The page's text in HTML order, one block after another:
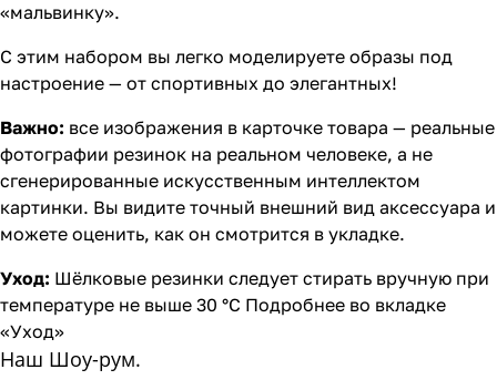
«мальвинку».
С этим набором вы легко моделируете образы под
настроение — от спортивных до элегантных!
Важно: все изображения в карточке товара — реальные
фотографии резинок на реальном человеке, а не
сгенерированные искусственным интеллектом
картинки. Вы видите точный внешний вид аксессуара и
можете оценить, как он смотрится в укладке.
Уход: Шёлковые резинки следует стирать вручную при
температуре не выше 30 °C Подробнее во вкладке
«Уход»
Наш Шоу-рум.